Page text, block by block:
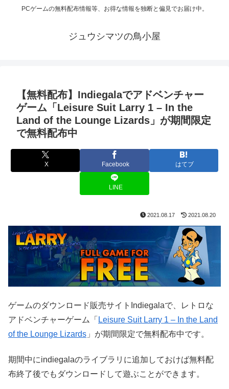
PCゲームの無料配布情報等、お得な情報を独断と偏見でお届け中。
ジュウシマツの鳥小屋
【無料配布】Indiegalaでアドベンチャー
ゲーム「Leisure Suit Larry 1 – In the
Land of the Lounge Lizards」が期間限定
で無料配布中
X Facebook はてブ
LINE
2021.08.17 2021.08.20
ゲームのダウンロード販売サイトIndiegalaで、レトロな
アドベンチャーゲーム「 Leisure Suit Larry 1 – In the Land
of the Lounge Lizards 」が期間限定で無料配布中です。
期間中にindiegalaのライブラリに追加しておけば無料配
布終了後でもダウンロードして遊ぶことができます。